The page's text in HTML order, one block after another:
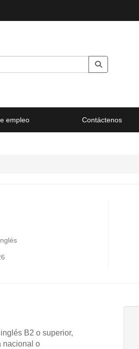
empleo Contáctenos
B2 o superior,
nacional o